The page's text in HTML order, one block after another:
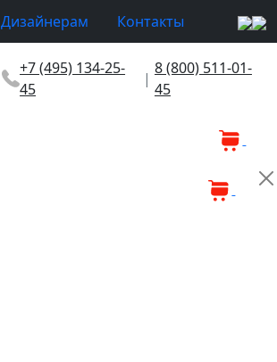
Дизайнерам Контакты
+7 (495) 134-25-
45
|
8 (800) 511-01-
45